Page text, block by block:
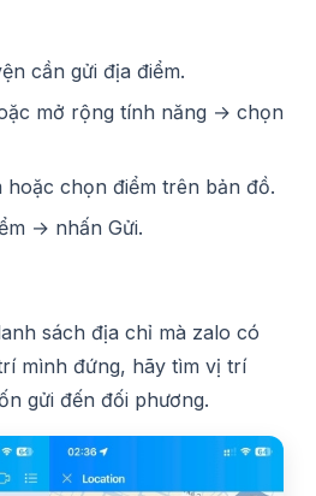
cần gửi địa điểm.
mở rộng tính năng → chọn
hoặc chọn điểm trên bản đồ.
→ nhấn Gửi.
sách địa chỉ mà zalo có
mình đứng, hãy tìm vị trí
gửi đến đối phương.